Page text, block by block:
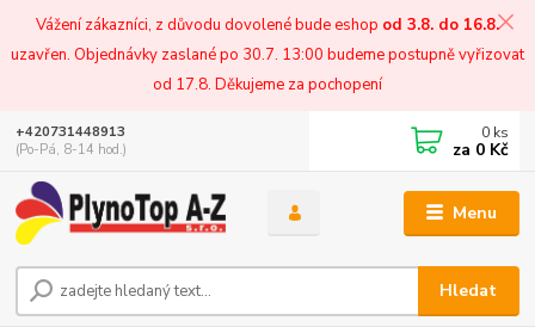
Vážení zákazníci, z důvodu dovolené bude eshop od 3.8. do 16.8.
uzavřen. Objednávky zaslané po 30.7. 13:00 budeme postupně vyřizovat
od 17.8. Děkujeme za pochopení
Menu
Hledat
+420731448913
(Po-Pá, 8-14 hod.)
0 ks
za 0 Kč